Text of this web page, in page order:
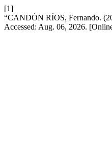
[1]
“CANDÓN RÍOS, Fernando.
Accessed: Aug. 06, 2026.